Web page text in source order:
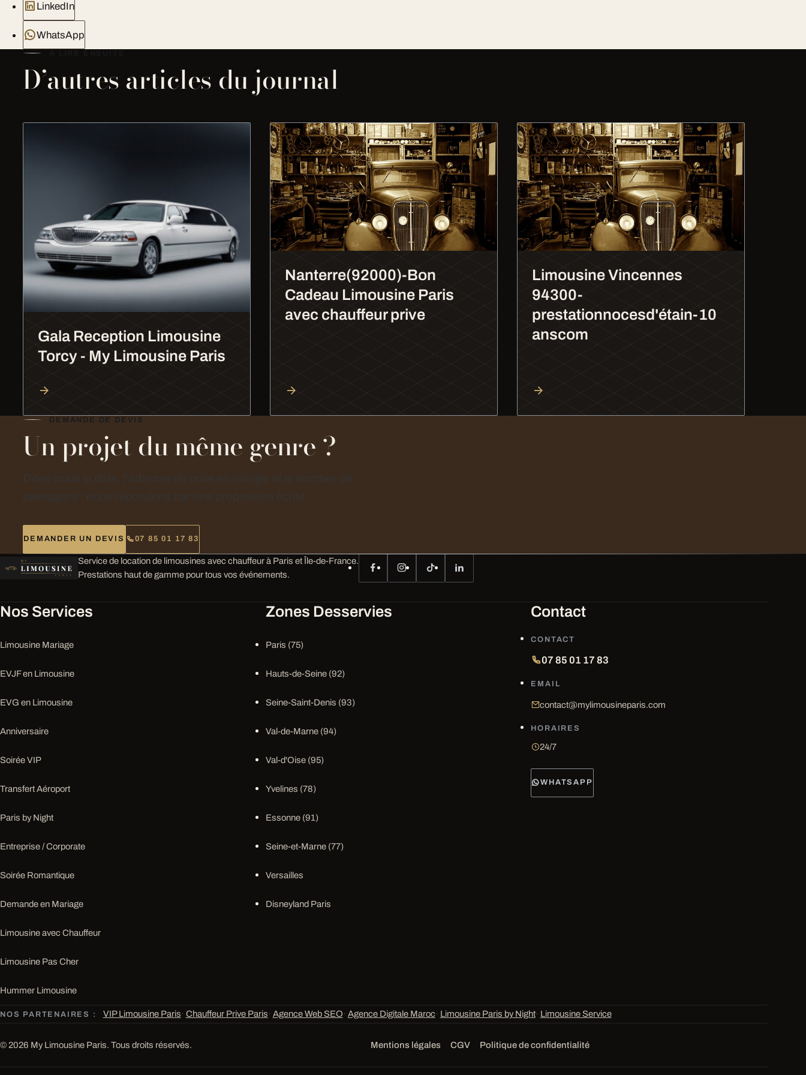
LinkedIn
WhatsApp
D’autres articles du journal
Gala Reception Limousine
Torcy - My Limousine Paris
Nanterre(92000)-Bon
Cadeau Limousine Paris
avec chauffeur prive
Limousine Vincennes
94300-
prestationnocesd'étain-10
anscom
DEMANDE DE DEVIS
Un projet du même genre ?
DEMANDER UN DEVIS 07 85 01 17 83
Service de location de limousines avec chauffeur à Paris et Île-de-France.
Prestations haut de gamme pour tous vos événements.
Nos Services
Limousine Mariage
EVJF en Limousine
EVG en Limousine
Anniversaire
Soirée VIP
Transfert Aéroport
Paris by Night
Entreprise / Corporate
Soirée Romantique
Demande en Mariage
Limousine avec Chauffeur
Limousine Pas Cher
Hummer Limousine
Zones Desservies
Paris (75)
Hauts-de-Seine (92)
Seine-Saint-Denis (93)
Val-de-Marne (94)
Val-d'Oise (95)
Yvelines (78)
Essonne (91)
Seine-et-Marne (77)
Versailles
Disneyland Paris
Contact
CONTACT
07 85 01 17 83
EMAIL
contact@mylimousineparis.com
HORAIRES
24/7
WHATSAPP
NOS PARTENAIRES : VIP Limousine Paris· Chauffeur Prive Paris· Agence Web SEO· Agence Digitale Maroc· Limousine Paris by Night· Limousine Service
© 2026 My Limousine Paris. Tous droits réservés. Mentions légales CGV Politique de confidentialité